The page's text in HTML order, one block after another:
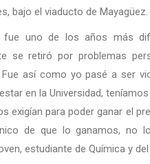
bajo el viaducto de Mayagüez.
fue uno de los años más
se retiró por problemas
así como yo pasé a ser
en la Universidad,
exigían para poder ganar el
de que lo ganamos, no
estudiante de Química y